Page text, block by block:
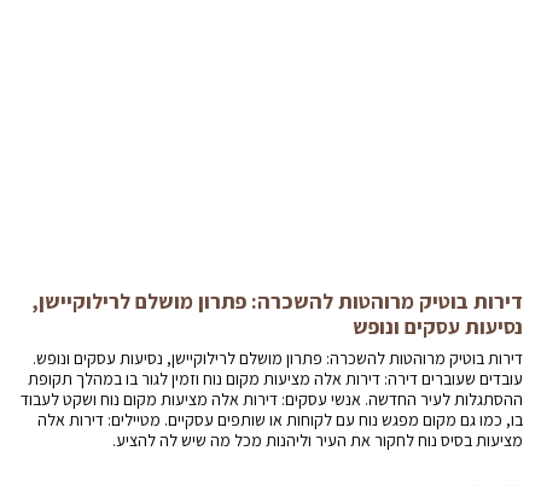
דירות בוטיק מרוהטות להשכרה: פתרון מושלם לרילוקיישן,
נסיעות עסקים ונופש
דירות בוטיק מרוהטות להשכרה: פתרון מושלם לרילוקיישן, נסיעות עסקים ונופש.
עובדים שעוברים דירה: דירות אלה מציעות מקום נוח וזמין לגור בו במהלך תקופת
ההסתגלות לעיר החדשה. אנשי עסקים: דירות אלה מציעות מקום נוח ושקט לעבוד
בו, כמו גם מקום מפגש נוח עם לקוחות או שותפים עסקיים. מטיילים: דירות אלה
מציעות בסיס נוח לחקור את העיר וליהנות מכל מה שיש לה להציע.